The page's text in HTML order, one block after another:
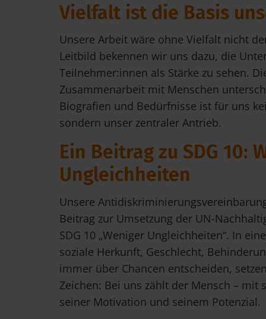
Vielfalt ist die Basis
Unsere Arbeit wäre ohne Vielfalt nicht
Leitbild bekennen wir uns dazu, die
Teilnehmer:innen als Stärke zu sehen.
Zusammenarbeit mit Menschen
Biografien und Bedürfnisse ist für uns
sondern unser zentraler Antrieb.
Ein Beitrag zu SDG 10:
Ungleichheiten
Unsere
Beitrag zur Umsetzung der UN-
SDG 10 „Weniger Ungleichheiten“. In
soziale Herkunft, Geschlecht,
immer über Chancen entscheiden,
Zeichen: Bei uns zählt der Mensch – mit
seiner Motivation und seinem Potenzial.